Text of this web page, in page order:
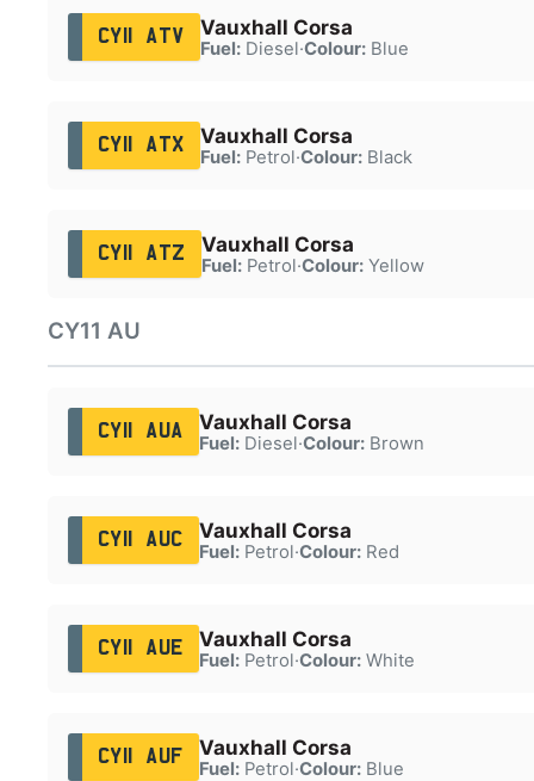
CY11 ATV Vauxhall Corsa
Fuel:Diesel·Colour:Blue
CY11 ATX Vauxhall Corsa
Fuel:Petrol·Colour:Black
CY11 ATZ Vauxhall Corsa
Fuel:Petrol·Colour:Yellow
CY11 AU
CY11 AUA Vauxhall Corsa
Fuel:Diesel·Colour:Brown
CY11 AUC Vauxhall Corsa
Fuel:Petrol·Colour:Red
CY11 AUE Vauxhall Corsa
Fuel:Petrol·Colour:White
CY11 AUF Vauxhall Corsa
Fuel:Petrol·Colour:Blue